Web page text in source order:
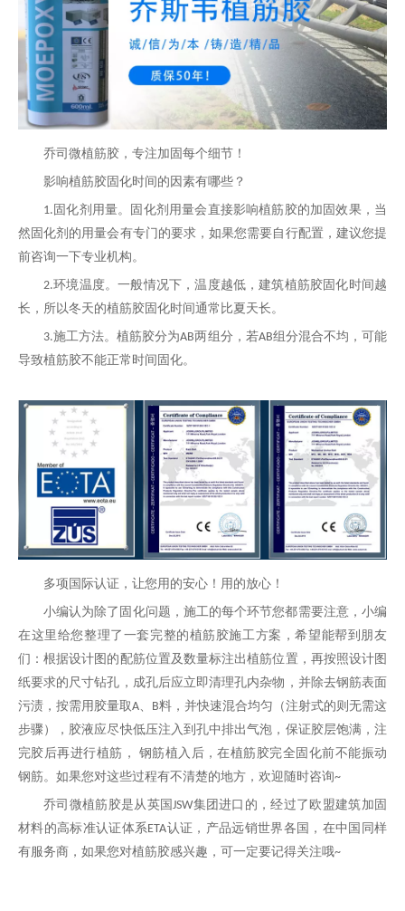
乔司微植筋胶，专注加固每个细节！
影响植筋胶固化时间的因素有哪些？
1. 固化剂用量。固化剂用量会直接影响植筋胶的加固效果，当
然固化剂的用量会有专门的要求，如果您需要自行配置，建议您提
前咨询一下专业机构。
2.环境温度。一般情况下，温度越低，建筑植筋胶固化时间越
长，所以冬天的植筋胶固化时间通常比夏天长。
3.施工方法。植筋胶分为AB两组分，若AB组分混合不均，可能
导致植筋胶不能正常时间固化。
多项国际认证，让您用的安心！用的放心！
小编认为除了固化问题，施工的每个环节您都需要注意，小编
在这里给您整理了一套完整的植筋胶施工方案，希望能帮到朋友
们：根据设计图的配筋位置及数量标注出植筋位置，再按照设计图
纸要求的尺寸钻孔，成孔后应立即清理孔内杂物，并除去钢筋表面
污渍，按需用胶量取A、 B料，并快速混合均匀（注射式的则无需这
步骤），胶液应尽快低压注入到孔中排出气泡，保证胶层饱满，注
完胶后再进行植筋，
钢筋植入后，在植筋胶完全固化前不能振动
钢筋。如果您对这些过程有不清楚的地方，欢迎随时咨询~
乔司微植筋胶是从英国JSW集团进口的，经过了欧盟建筑加固
材料的高标准认证体系ETA认证，产品远销世界各国，在中国同样
有服务商，如果您对植筋胶感兴趣，可一定要记得关注哦~